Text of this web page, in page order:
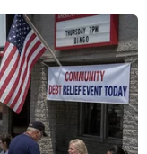
ủng hộ khái
nhận tạo điều